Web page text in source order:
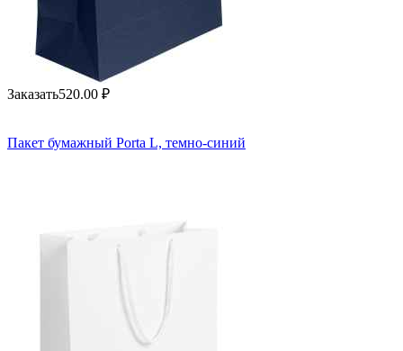
Заказать520.00 ₽
Пакет бумажный Porta L, темно-синий